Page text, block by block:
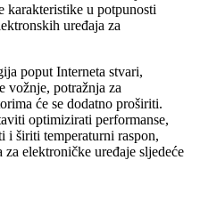
karakteristike u potpunosti
uređaja za
poput Interneta stvari,
vožnje, potražnja za
će se dodatno proširiti.
optimizirati performanse,
i širiti temperaturni raspon,
elektroničke uređaje sljedeće